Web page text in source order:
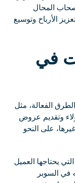
المحال
الأرباح وتوسيع
في
الفعالة، مثل
وتقديم عروض
على النحو
يحتاجها العميل
في السوبر